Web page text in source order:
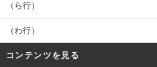
（ら行）
（わ行）
コンテンツを見る